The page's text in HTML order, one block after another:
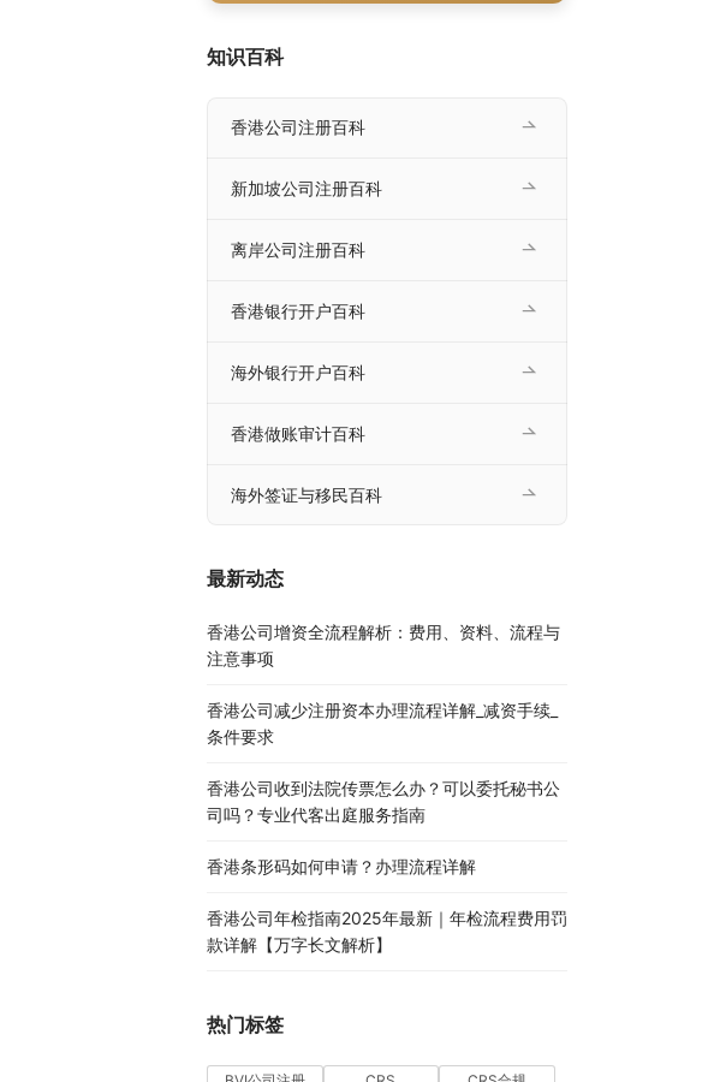
知识百科
香港公司注册百科
新加坡公司注册百科
离岸公司注册百科
香港银行开户百科
海外银行开户百科
香港做账审计百科
海外签证与移民百科
最新动态
香港公司增资全流程解析：费用、资料、流程与
注意事项
香港公司减少注册资本办理流程详解_减资手续_
条件要求
香港公司收到法院传票怎么办？可以委托秘书公
司吗？专业代客出庭服务指南
香港条形码如何申请？办理流程详解
香港公司年检指南2025年最新｜年检流程费用罚
款详解【万字长文解析】
热门标签